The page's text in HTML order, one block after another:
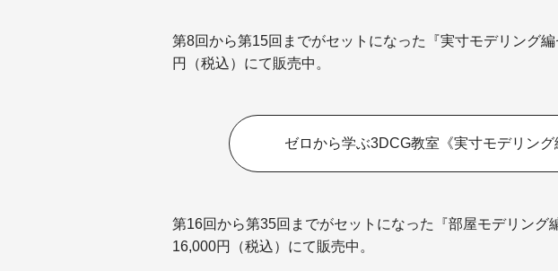
第8回から第15回までがセットになった『実寸モデリング
円（税込）にて販売中。
ゼロから学ぶ3DCG教室《実寸モデリング
第16回から第35回までがセットになった『部屋モデリング
16,000円（税込）にて販売中。